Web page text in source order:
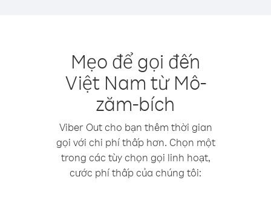
Mẹo để gọi đến
Việt Nam từ Mô-
zăm-bích
Viber Out cho bạn thêm thời gian
gọi với chi phí thấp hơn. Chọn một
trong các tùy chọn gọi linh hoạt,
cước phí thấp của chúng tôi: